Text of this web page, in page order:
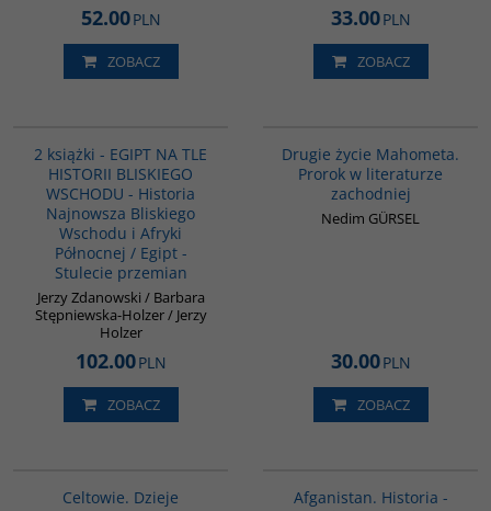
52.00PLN
ZOBACZ
33.00PLN
ZOBACZ
2 książki - EGIPT NA TLE
HISTORII BLISKIEGO
WSCHODU - Historia
Najnowsza Bliskiego
Wschodu i Afryki
Północnej / Egipt -
Stulecie przemian
Jerzy Zdanowski / Barbara
Stępniewska-Holzer / Jerzy
Holzer
102.00PLN
ZOBACZ
Drugie życie Mahometa.
Prorok w literaturze
zachodniej
Nedim GÜRSEL
30.00PLN
ZOBACZ
Celtowie. Dzieje
Afganistan. Historia -